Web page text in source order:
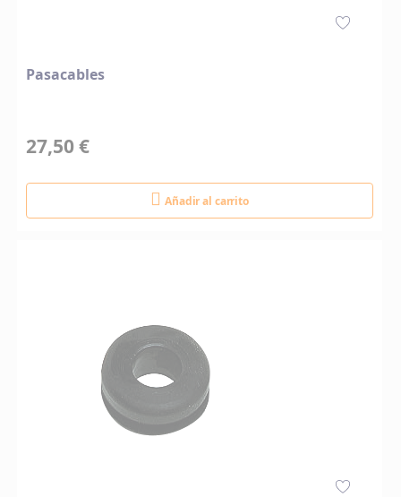
Pasacables
27,50 €
Añadir al carrito